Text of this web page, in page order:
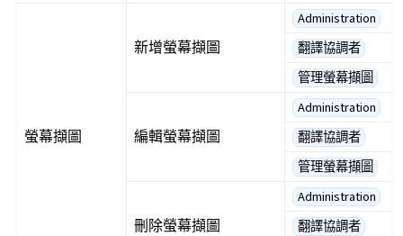
螢幕擷圖
新增螢幕擷圖
Administration
翻譯協調者
管理螢幕擷圖
編輯螢幕擷圖
Administration
翻譯協調者
管理螢幕擷圖
刪除螢幕擷圖
Administration
翻譯協調者